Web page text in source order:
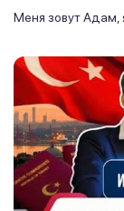
Меня зовут Адам,